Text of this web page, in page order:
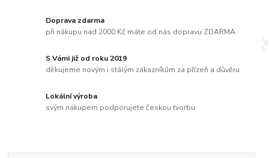
Doprava zdarma
při nákupu nad 2000 Kč máte od nás dopravu ZDARMA
S Vámi již od roku 2019
děkujeme novým i stálým zákazníkům za přízeň a důvěru
Lokální výroba
svým nákupem podporujete českou tvorbu